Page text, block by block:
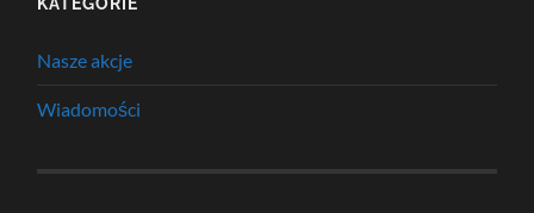
Nasze akcje
Wiadomości